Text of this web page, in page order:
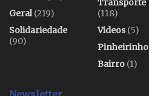
Geral(219)
Solidariedade
(90)
Transporte
(118)
Videos(5)
Pinheirinho
Bairro (1)